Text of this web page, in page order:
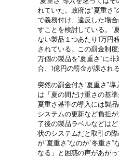
れていた。政府は”夏重さ
で義務付け、違反した場
すことを検討している。”
ない製品１つあたり1万円
されている。この罰金制
万個の製品を”夏重さ”に
合、1億円の罰金が課され
突然の罰金付き”夏重さ”
は「夏の間だけ重さの基準
夏重さ基準の導入には製
システムの更新など負担
了後の製品ラベルなどは
状のシステムだと取引の
が”夏重さ”なのか”冬重さ”
なる」と困惑の声があがっ